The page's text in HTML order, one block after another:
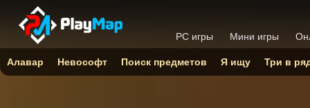
PC игры Мини игры
Алавар Невософт Поиск предметов Я ищу Три в